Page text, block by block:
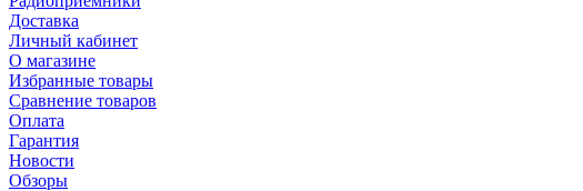
Доставка
Личный кабинет
О магазине
Избранные товары
Сравнение товаров
Оплата
Гарантия
Новости
Обзоры